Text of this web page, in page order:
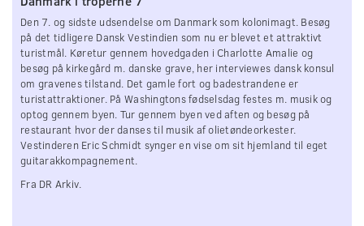
seconds
Den 7. og sidste udsendelse om Danmark som kolonimagt. Besøg
på det tidligere Dansk Vestindien som nu er blevet et attraktivt
turistmål. Køretur gennem hovedgaden i Charlotte Amalie og
besøg på kirkegård m. danske grave, her interviewes dansk konsul
om gravenes tilstand. Det gamle fort og badestrandene er
turistattraktioner. På Washingtons fødselsdag festes m. musik og
optog gennem byen. Tur gennem byen ved aften og besøg på
restaurant hvor der danses til musik af olietøndeorkester.
Vestinderen Eric Schmidt synger en vise om sit hjemland til eget
guitarakkompagnement.
Fra DR Arkiv.